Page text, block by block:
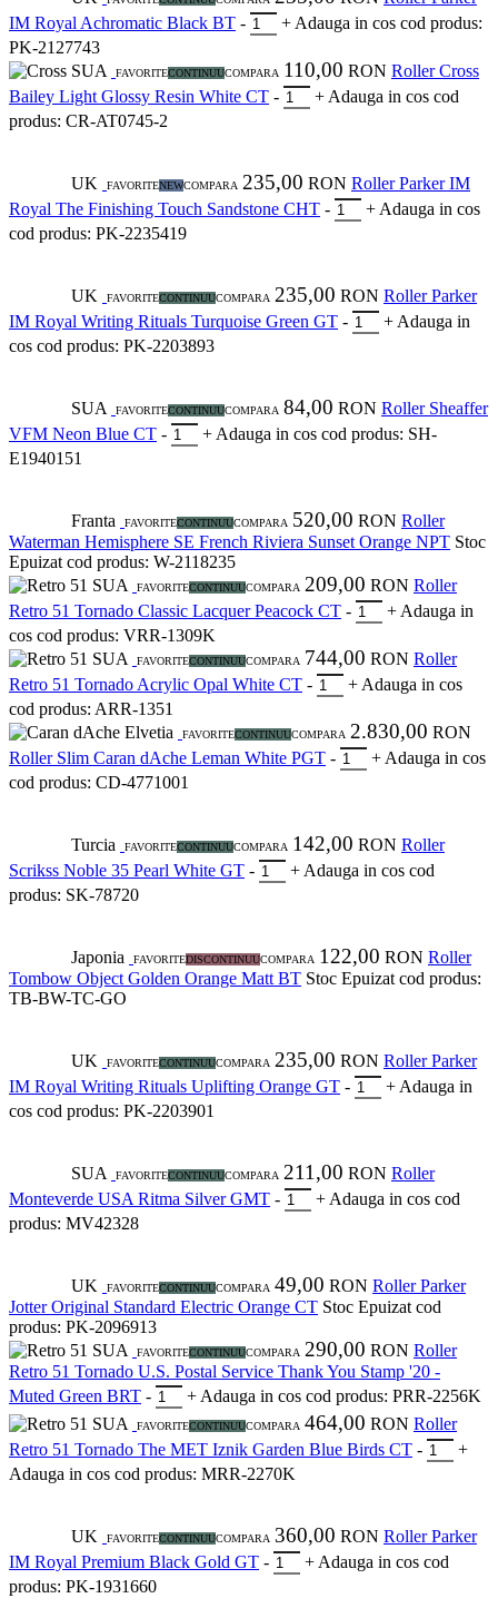
IM Royal Achromatic Black BT - + Adauga in cos cod produs:
PK-2127743
SUA
FAVORITECONTINUUCOMPARA 110,00 RON Roller Cross
Bailey Light Glossy Resin White CT - + Adauga in cos cod
produs: CR-AT0745-2
UK FAVORITENEWCOMPARA 235,00 RON Roller Parker IM
Royal The Finishing Touch Sandstone CHT - + Adauga in cos
cod produs: PK-2235419
UK FAVORITECONTINUUCOMPARA 235,00 RON Roller Parker
IM Royal Writing Rituals Turquoise Green GT - + Adauga in
cos cod produs: PK-2203893
SUA FAVORITECONTINUUCOMPARA 84,00 RON Roller Sheaffer
VFM Neon Blue CT - + Adauga in cos cod produs: SH-
E1940151
Franta FAVORITECONTINUUCOMPARA 520,00 RON Roller
Waterman Hemisphere SE French Riviera Sunset Orange NPT Stoc
Epuizat cod produs: W-2118235
SUA
FAVORITECONTINUUCOMPARA 209,00 RON Roller
Retro 51 Tornado Classic Lacquer Peacock CT - + Adauga in
cos cod produs: VRR-1309K
SUA
FAVORITECONTINUUCOMPARA 744,00 RON Roller
Retro 51 Tornado Acrylic Opal White CT - + Adauga in cos
cod produs: ARR-1351
Elvetia
FAVORITECONTINUUCOMPARA 2.830,00 RON
Roller Slim Caran dAche Leman White PGT - + Adauga in cos
cod produs: CD-4771001
Turcia FAVORITECONTINUUCOMPARA 142,00 RON Roller
Scrikss Noble 35 Pearl White GT - + Adauga in cos cod
produs: SK-78720
Japonia FAVORITEDISCONTINUUCOMPARA 122,00 RON Roller
Tombow Object Golden Orange Matt BT Stoc Epuizat cod produs:
TB-BW-TC-GO
UK FAVORITECONTINUUCOMPARA 235,00 RON Roller Parker
IM Royal Writing Rituals Uplifting Orange GT - + Adauga in
cos cod produs: PK-2203901
SUA FAVORITECONTINUUCOMPARA 211,00 RON Roller
Monteverde USA Ritma Silver GMT - + Adauga in cos cod
produs: MV42328
UK FAVORITECONTINUUCOMPARA 49,00 RON Roller Parker
Jotter Original Standard Electric Orange CT Stoc Epuizat cod
produs: PK-2096913
SUA
FAVORITECONTINUUCOMPARA 290,00 RON Roller
Retro 51 Tornado U.S. Postal Service Thank You Stamp '20 -
Muted Green BRT - + Adauga in cos cod produs: PRR-2256K
SUA
FAVORITECONTINUUCOMPARA 464,00 RON Roller
Retro 51 Tornado The MET Iznik Garden Blue Birds CT -
+
Adauga in cos cod produs: MRR-2270K
UK FAVORITECONTINUUCOMPARA 360,00 RON Roller Parker
IM Royal Premium Black Gold GT - + Adauga in cos cod
produs: PK-1931660